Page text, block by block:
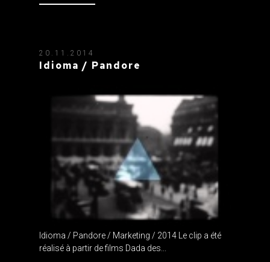
20.11.2014
Idioma / Pandore
Idioma / Pandore / Marketing / 2014 Le clip a été
réalisé à partir de films Dada des...